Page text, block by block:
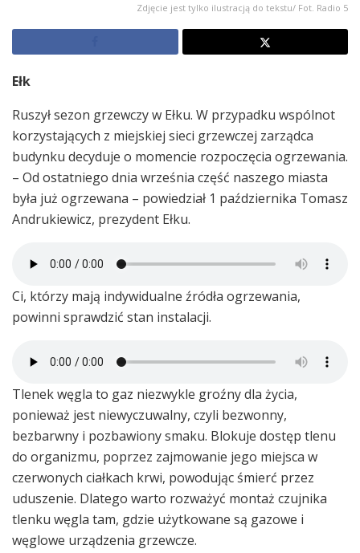
Zdjęcie jest tylko ilustracją do tekstu/ Fot. Radio 5
Ełk
Ruszył sezon grzewczy w Ełku. W przypadku wspólnot
korzystających z miejskiej sieci grzewczej zarządca
budynku decyduje o momencie rozpoczęcia ogrzewania.
– Od ostatniego dnia września część naszego miasta
była już ogrzewana – powiedział 1 października Tomasz
Andrukiewicz, prezydent Ełku.
Ci, którzy mają indywidualne źródła ogrzewania,
powinni sprawdzić stan instalacji.
Tlenek węgla to gaz niezwykle groźny dla życia,
ponieważ jest niewyczuwalny, czyli bezwonny,
bezbarwny i pozbawiony smaku. Blokuje dostęp tlenu
do organizmu, poprzez zajmowanie jego miejsca w
czerwonych ciałkach krwi, powodując śmierć przez
uduszenie. Dlatego warto rozważyć montaż czujnika
tlenku węgla tam, gdzie użytkowane są gazowe i
węglowe urządzenia grzewcze.